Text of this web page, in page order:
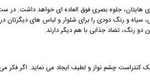
هایتان، جلوه بصری فوق العاده ای خواهد داشت.
و رنگ دودی را برای شلوار و لباس های دیگرتان در
رنگ، تضاد جذابی با هم دیگر دارند.
چشم نواز و لطیف ایجاد می نماید. اگر فکر می